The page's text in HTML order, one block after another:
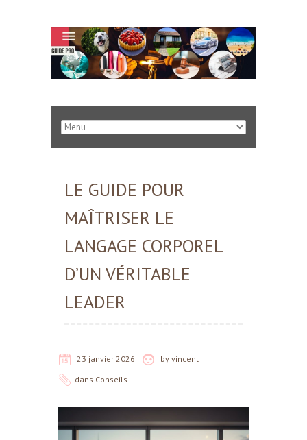
LE GUIDE POUR
MAÎTRISER LE
LANGAGE CORPOREL
D’UN VÉRITABLE
LEADER
23 janvier 2026 by vincent
dans Conseils